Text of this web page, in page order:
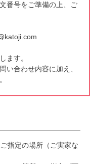
番号をご準備の上、ご
ます。
い合わせ内容に加え、
指定の場所（ご実家な